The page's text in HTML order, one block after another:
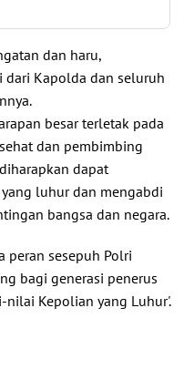
dan haru,
dari Kapolda dan seluruh
besar terletak pada
dan pembimbing
dapat
luhur dan mengabdi
bangsa dan negara.
peran sesepuh Polri
bagi generasi penerus
Kepolian yang Luhur'.